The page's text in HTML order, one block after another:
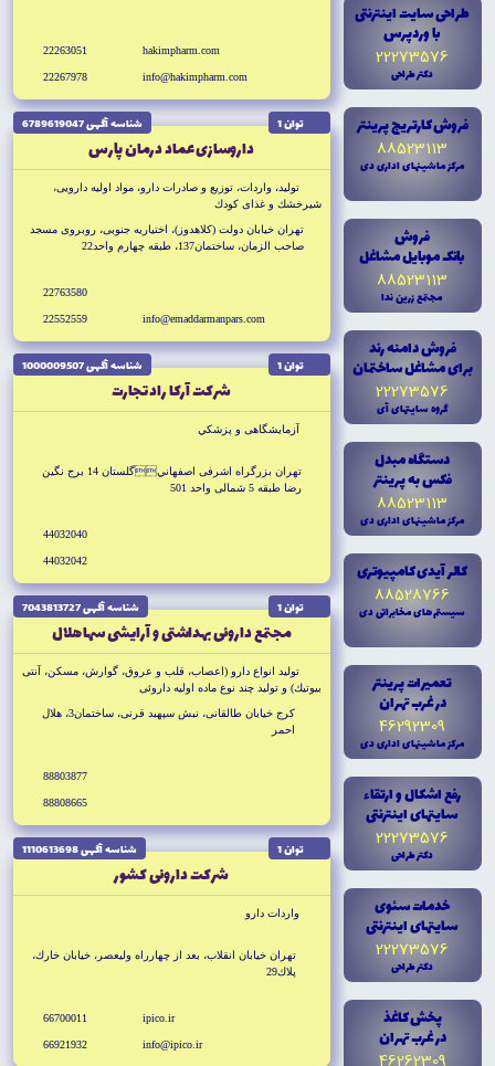
طراحى سايت اينترنتى
با وردپرس
22273576
دکتر طراحى
فروش کارتريج پرينتر
88523113
مرکز ماشينهاى ادارى دى
فروش
بانک موبايل مشاغل
88523113
مجتمع زرين ندا
فروش دامنه رند
براى مشاغل ساختمان
22273576
گروه سايتهاى آى
دستگاه مبدل
فکس به پرينتر
88523113
مرکز ماشينهاى ادارى دى
کالر آيدى کامپيوترى
88528766
سيستم هاى مخابراتى دى
تعميرات پرينتر
در غرب تهران
46292309
مرکز ماشينهاى ادارى دى
رفع اشکال و ارتقاء
سايتهاى اينترنتى
22273576
دکتر طراحى
خدمات سئوى
سايتهاى اينترنتى
22273576
دکتر طراحى
پخش کاغذ
در غرب تهران
hakimpharm.com
info@hakimpharm.com
22263051
22267978
توان 1 شناسه آگهى 6789619047
داروسازى عماد درمان پارس
توليد، واردات، توزيع و صادرات دارو، مواد اوليه دارويى،
شيرخشك و غذاى كودك
تهران خيابان دولت (كلاهدوز)، اختياريه جنوبى، روبروى مسجد
صاحب الزمان، ساختمان137، طبقه چهارم واحد22
info@emaddarmanpars.com
22763580
22552559
توان 1 شناسه آگهى 1000009507
شركت آركا راد تجارت
آزمايشگاهى و پزشكي
تهران بزرگراه اشرفى اصفهانيگلستان 14 برج نگين
رضا طبقه 5 شمالى واحد 501
44032040
44032042
توان 1 شناسه آگهى 7043813727
مجتمع داروئى بهداشتى و آرايشى سها هلال
توليد انواع دارو (اعصاب، قلب و عروق، گوارش، مسكن، آنتى
بيوتيك) و توليد چند نوع ماده اوليه داروئى
كرج خيابان طالقانى، نبش سپهبد قرنى، ساختمان3، هلال
احمر
88803877
88808665
توان 1 شناسه آگهى 1110613698
شركت داروئى كشور
واردات دارو
تهران خيابان انقلاب، بعد از چهارراه وليعصر، خيابان خارك،
پلاك29
ipico.ir
info@ipico.ir
66700011
66921932